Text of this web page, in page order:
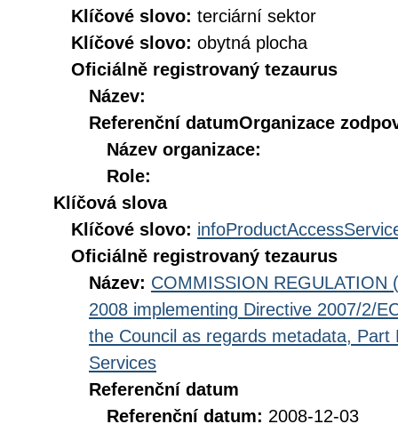
Klíčové slovo: terciární sektor
Klíčové slovo: obytná plocha
Oficiálně registrovaný tezaurus
Název:
Referenční datumOrganizace
Název organizace:
Role:
Klíčová slova
Klíčové slovo:
Oficiálně registrovaný tezaurus
Název: COMMISSION REGULATION
2008 implementing Directive 2007/2/
the Council as regards metadata,
Services
Referenční datum
Referenční datum: 2008-12-03